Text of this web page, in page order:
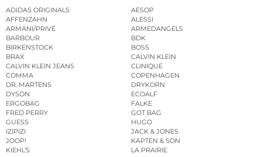
ADIDAS ORIGINALS
AESOP
AFFENZAHN
ALESSI
ARMANI/PRIVÉ
ARMEDANGELS
BARBOUR
BDK
BIRKENSTOCK
BOSS
BRAX
CALVIN KLEIN
CALVIN KLEIN JEANS
CLINIQUE
COMMA
COPENHAGEN
DR. MARTENS
DRYKORN
DYSON
ECOALF
ERGOBAG
FALKE
FRED PERRY
GOT BAG
GUESS
HUGO
IZIPIZI
JACK & JONES
JOOP!
KAPTEN & SON
KIEHL’S
LA PRAIRIE